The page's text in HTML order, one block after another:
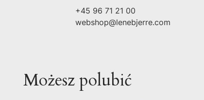
+45 96 71 21 00
webshop@lenebjerre.com
Możesz polubić